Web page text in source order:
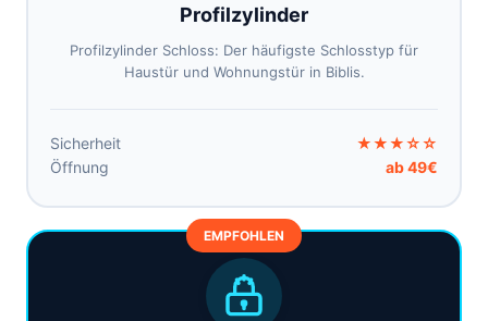
Profilzylinder
Profilzylinder Schloss: Der häufigste Schlosstyp für
Haustür und Wohnungstür in Biblis.
Sicherheit
★★★☆☆
Öffnung
ab 49€
EMPFOHLEN